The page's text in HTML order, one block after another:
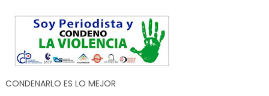
CONDENARLO ES LO MEJOR